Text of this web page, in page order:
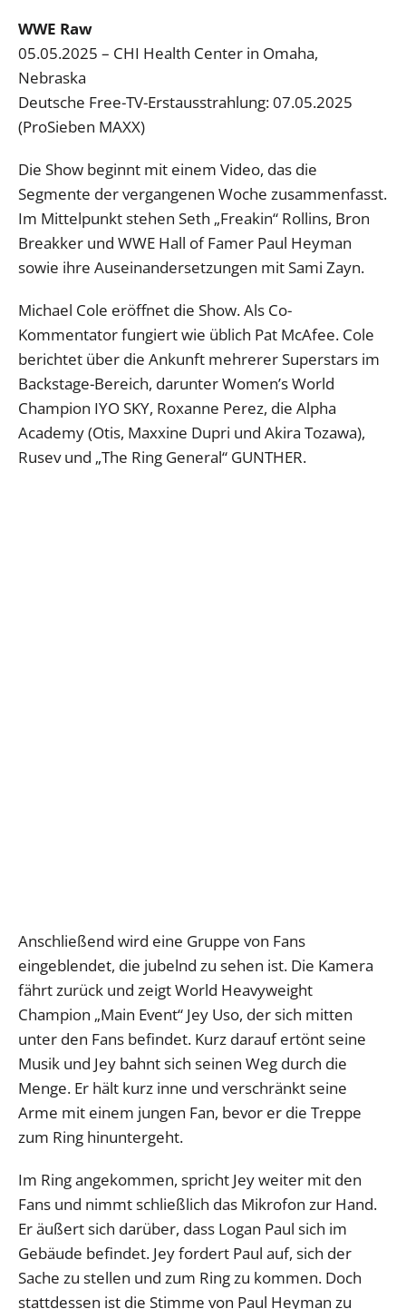
WWE Raw
05.05.2025 – CHI Health Center in Omaha,
Nebraska
Deutsche Free-TV-Erstausstrahlung: 07.05.2025
(ProSieben MAXX)
Die Show beginnt mit einem Video, das die
Segmente der vergangenen Woche zusammenfasst.
Im Mittelpunkt stehen Seth „Freakin“ Rollins, Bron
Breakker und WWE Hall of Famer Paul Heyman
sowie ihre Auseinandersetzungen mit Sami Zayn.
Michael Cole eröffnet die Show. Als Co-
Kommentator fungiert wie üblich Pat McAfee. Cole
berichtet über die Ankunft mehrerer Superstars im
Backstage-Bereich, darunter Women’s World
Champion IYO SKY, Roxanne Perez, die Alpha
Academy (Otis, Maxxine Dupri und Akira Tozawa),
Rusev und „The Ring General“ GUNTHER.
Anschließend wird eine Gruppe von Fans
eingeblendet, die jubelnd zu sehen ist. Die Kamera
fährt zurück und zeigt World Heavyweight
Champion „Main Event“ Jey Uso, der sich mitten
unter den Fans befindet. Kurz darauf ertönt seine
Musik und Jey bahnt sich seinen Weg durch die
Menge. Er hält kurz inne und verschränkt seine
Arme mit einem jungen Fan, bevor er die Treppe
zum Ring hinuntergeht.
Im Ring angekommen, spricht Jey weiter mit den
Fans und nimmt schließlich das Mikrofon zur Hand.
Er äußert sich darüber, dass Logan Paul sich im
Gebäude befindet. Jey fordert Paul auf, sich der
Sache zu stellen und zum Ring zu kommen. Doch
stattdessen ist die Stimme von Paul Heyman zu